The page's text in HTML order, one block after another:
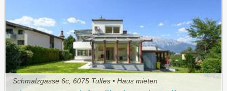
Schmalzgasse 6c, 6075 Tulfes • Haus mieten